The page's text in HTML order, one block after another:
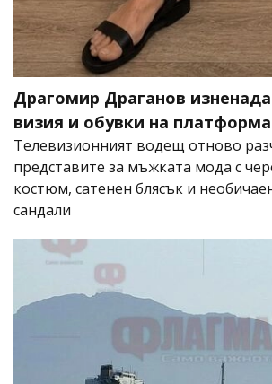
Драгомир Драганов
визия и обувки на платформа
Телевизионният водещ отново
представите за мъжката мода с
костюм, сатенен блясък и
сандали